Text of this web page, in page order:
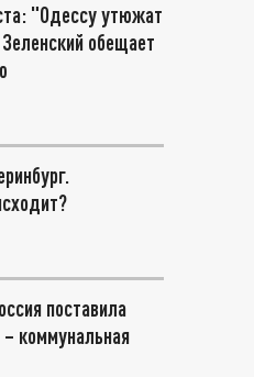
"Одессу утюжат
обещает
поставила
– коммунальная